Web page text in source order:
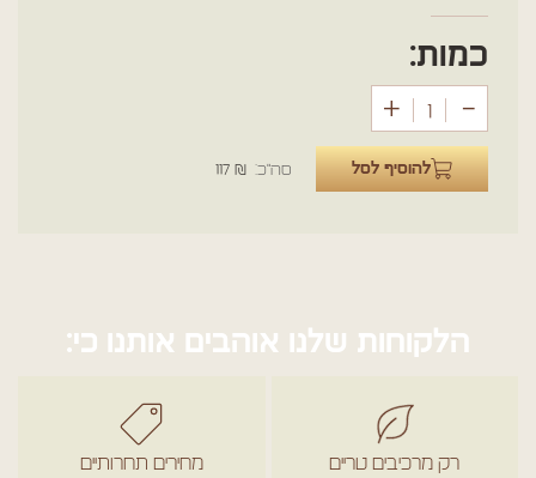
כמות:
-
כמות
של
פוקצה
+
להוסיף לסל סה"כ: ₪
117
הלקוחות שלנו אוהבים אותנו כי:
רק מרכיבים טריים מחירים תחרותיים